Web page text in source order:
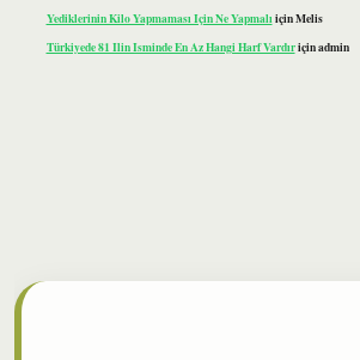
Yediklerinin Kilo Yapmaması Için Ne YapmalıiçinMelis
Türkiyede 81 Ilin Isminde En Az Hangi Harf Vardıriçinadmin